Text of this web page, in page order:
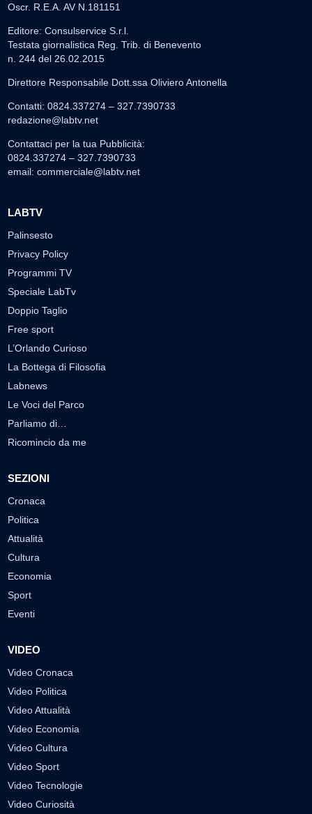
Oscr. R.E.A. AV N.181151
Editore: Consulservice S.r.l.
Testata giornalistica Reg. Trib. di Benevento
n. 244 del 26.02.2015
Direttore Responsabile Dott.ssa Oliviero Antonella
Contatti: 0824.337274 – 327.7390733
redazione@labtv.net
Contattaci per la tua Pubblicità:
0824.337274 – 327.7390733
email: commerciale@labtv.net
LABTV
Palinsesto
Privacy Policy
Programmi TV
Speciale LabTv
Doppio Taglio
Free sport
L’Orlando Curioso
La Bottega di Filosofia
Labnews
Le Voci del Parco
Parliamo di…
Ricomincio da me
SEZIONI
Cronaca
Politica
Attualità
Cultura
Economia
Sport
Eventi
VIDEO
Video Cronaca
Video Politica
Video Attualità
Video Economia
Video Cultura
Video Sport
Video Tecnologie
Video Curiosità